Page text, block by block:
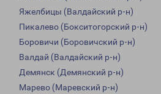
Яжелбицы (Валдайский р-н)
Пикалево (Бокситогорский р-н)
Боровичи (Боровичский р-н)
Валдай (Валдайский р-н)
Демянск (Демянский р-н)
Марево (Маревский р-н)